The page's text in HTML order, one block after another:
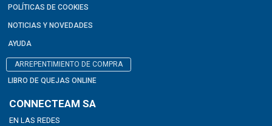
POLÍTICAS DE COOKIES
NOTICIAS Y NOVEDADES
AYUDA
ARREPENTIMIENTO DE COMPRA
LIBRO DE QUEJAS ONLINE
CONNECTEAM SA
EN LAS REDES